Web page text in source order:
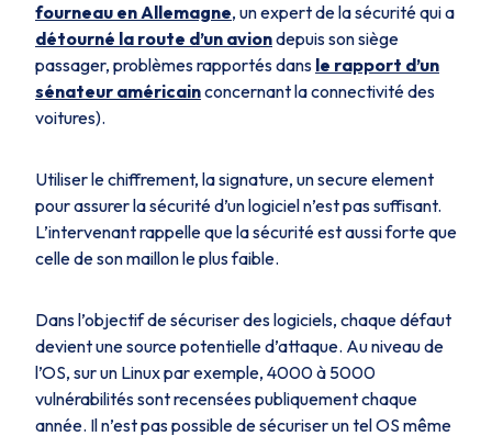
fourneau en Allemagne, un expert de la sécurité qui a
détourné la route d’un aviondepuis son siège
passager, problèmes rapportés dans le rapport d’un
sénateur américainconcernant la connectivité des
voitures).
Utiliser le chiffrement, la signature, un secure element
pour assurer la sécurité d’un logiciel n’est pas suffisant.
L’intervenant rappelle que la sécurité est aussi forte que
celle de son maillon le plus faible.
Dans l’objectif de sécuriser des logiciels, chaque défaut
devient une source potentielle d’attaque. Au niveau de
l’OS, sur un Linux par exemple, 4000 à 5000
vulnérabilités sont recensées publiquement chaque
année. Il n’est pas possible de sécuriser un tel OS même